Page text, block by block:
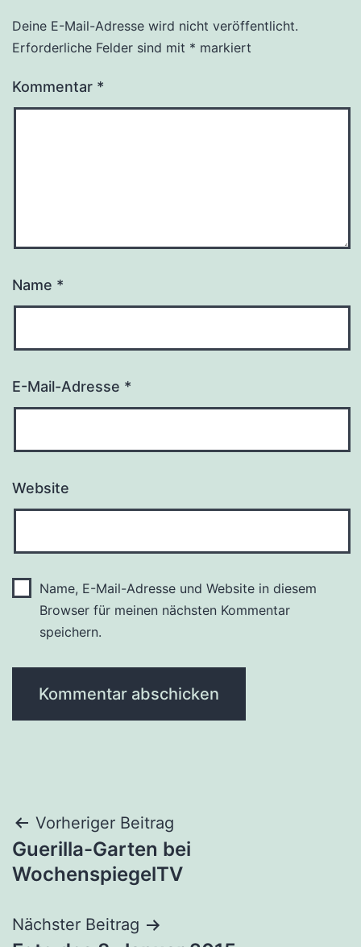
Deine E-Mail-Adresse wird nicht veröffentlicht.
Erforderliche Felder sind mit * markiert
Kommentar *
Name *
E-Mail-Adresse *
Website
Name, E-Mail-Adresse und Website in diesem
Browser für meinen nächsten Kommentar
speichern.
Beitragsnavigation
Vorheriger Beitrag
Guerilla-Garten bei
WochenspiegelTV
Nächster Beitrag